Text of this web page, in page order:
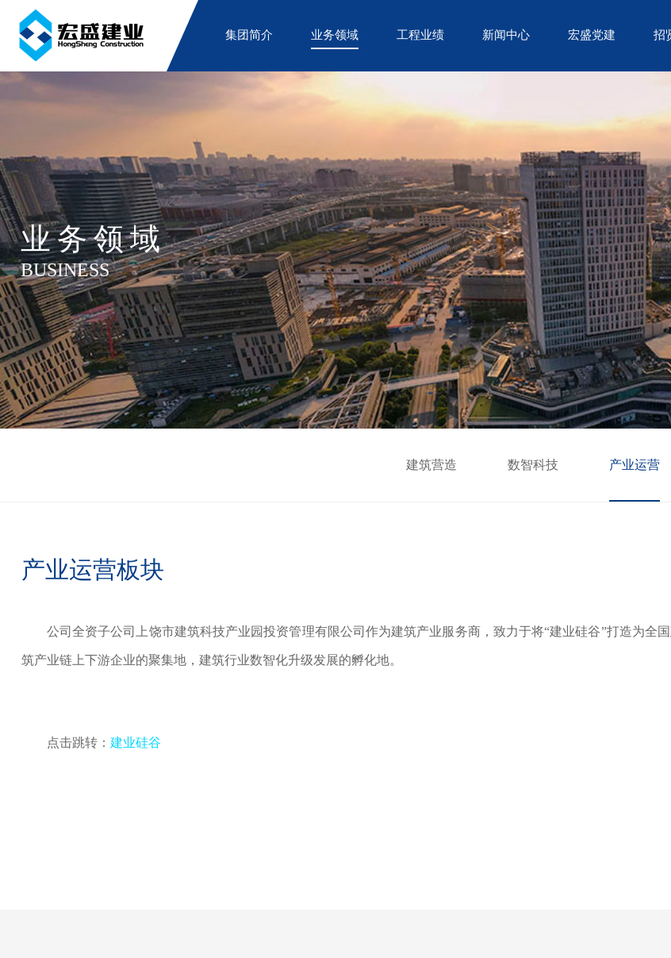
集团简介 业务领域 工程业绩 新闻中心 宏盛党建 招
业务领域
BUSINESS
建筑营造 数智科技 产业运营
产业运营板块
公司全资子公司上饶市建筑科技产业园投资管理有限公司作为建筑产业服务商，致力于将“建业硅谷”打造为全
筑产业链上下游企业的聚集地，建筑行业数智化升级发展的孵化地。
点击跳转： 建业硅谷